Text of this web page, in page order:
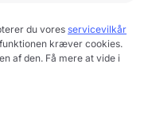
du vores servicevilkår
kræver cookies.
af den. Få mere at vide i